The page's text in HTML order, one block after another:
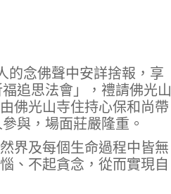
的念佛聲中安詳捨報，享
追思法會」，禮請佛光山
佛光山寺住持心保和尚帶
與，場面莊嚴隆重。
界及每個生命過程中皆無
、不起貪念，從而實現自